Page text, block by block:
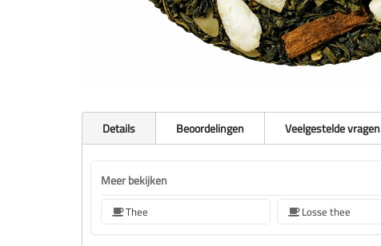
Details Beoordelingen Veelgestelde vragen
Meer bekijken
Thee Losse thee